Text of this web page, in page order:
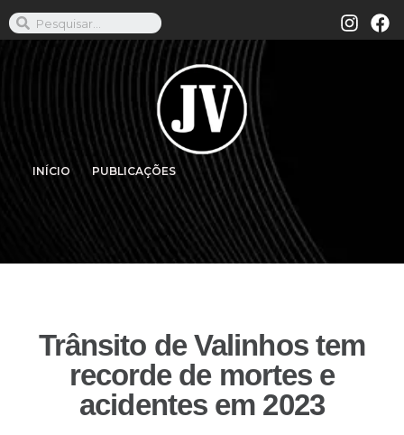
INÍCIO PUBLICAÇÕES
Trânsito de Valinhos tem
recorde de mortes e
acidentes em 2023